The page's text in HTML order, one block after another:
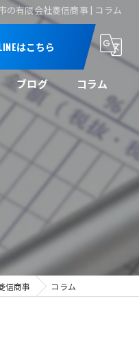
の有限会社菱信商事 | コラム
はこちら
ブログ コラム
信商事 コラム